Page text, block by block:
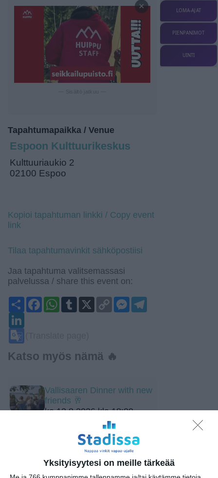
Yksityisyytesi on meille tärkeää
×
Tapahtumapaikka / Venue
Espoon Kulttuurikeskus
Kulttuuriaukio 2
02100 Espoo
Kopioi tapahtuman linkki / Copy event
link
Tilaa tapahtumavinkit sähköpostiisi
Jaa tapahtuma valitsemassasi
palvelussa / share this event on:
ShareFacebook
WhatsApp
Tumblr
Copy
Link
Messenger
Katso myös nämä 🔥
Vallisaaren Dinner with new
friends 🥂
ke 12.8.2026 klo 18:00
Uiva venenäyttely -
Flytande båtutställning
pe 14.8.2026 klo 11:00
LOMA-AJAT
PIENPANIMOT
UINTI